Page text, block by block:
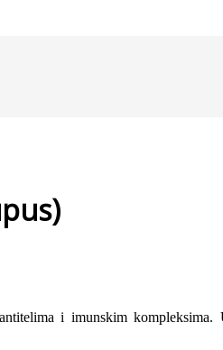
i imunskim